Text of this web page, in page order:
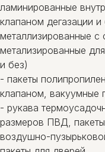
ламинированные
клапаном дегазации
металлизированные с
метализированные
и без)
- пакеты
клапаном, вакуумные
- рукава
размеров ПВД,
воздушно-